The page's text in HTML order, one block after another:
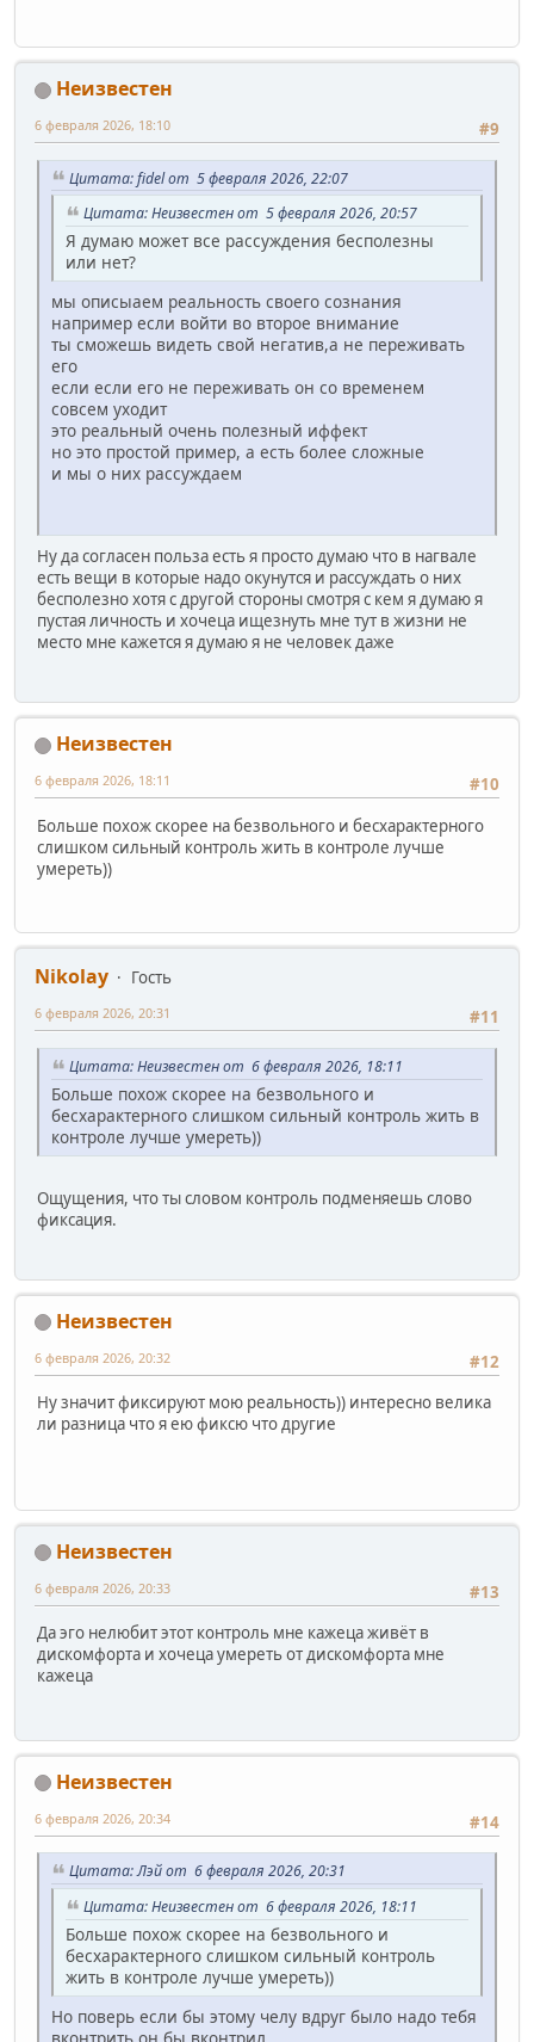
Неизвестен
#9
6 февраля 2026, 18:10
Цитата: fidel от 5 февраля 2026, 22:07
Цитата: Неизвестен от 5 февраля 2026, 20:57
Я думаю может все рассуждения бесполезны
или нет?
мы описыаем реальность своего сознания
например если войти во второе внимание
ты сможешь видеть свой негатив,а не переживать
его
если если его не переживать он со временем
совсем уходит
это реальный очень полезный иффект
но это простой пример, а есть более сложные
и мы о них рассуждаем
Ну да согласен польза есть я просто думаю что в нагвале
есть вещи в которые надо окунутся и рассуждать о них
бесполезно хотя с другой стороны смотря с кем я думаю я
пустая личность и хочеца ищезнуть мне тут в жизни не
место мне кажется я думаю я не человек даже
Неизвестен
#10
6 февраля 2026, 18:11
Больше похож скорее на безвольного и бесхарактерного
слишком сильный контроль жить в контроле лучше
умереть))
Nikolay
Гость
#11
6 февраля 2026, 20:31
Цитата: Неизвестен от 6 февраля 2026, 18:11
Больше похож скорее на безвольного и
бесхарактерного слишком сильный контроль жить в
контроле лучше умереть))
Ощущения, что ты словом контроль подменяешь слово
фиксация.
Неизвестен
#12
6 февраля 2026, 20:32
Ну значит фиксируют мою реальность)) интересно велика
ли разница что я ею фиксю что другие
Неизвестен
#13
6 февраля 2026, 20:33
Да эго нелюбит этот контроль мне кажеца живёт в
дискомфорта и хочеца умереть от дискомфорта мне
кажеца
Неизвестен
#14
6 февраля 2026, 20:34
Цитата: Лэй от 6 февраля 2026, 20:31
Цитата: Неизвестен от 6 февраля 2026, 18:11
Больше похож скорее на безвольного и
бесхарактерного слишком сильный контроль
жить в контроле лучше умереть))
Но поверь если бы этому челу вдруг было надо тебя
вконтрить он бы вконтрил